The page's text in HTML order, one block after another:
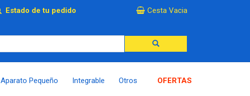
Estado de tu pedido Cesta Vacia
Aparato Pequeño Integrable Otros OFERTAS